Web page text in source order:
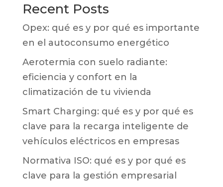
Recent Posts
Opex: qué es y por qué es importante
en el autoconsumo energético
Aerotermia con suelo radiante:
eficiencia y confort en la
climatización de tu vivienda
Smart Charging: qué es y por qué es
clave para la recarga inteligente de
vehículos eléctricos en empresas
Normativa ISO: qué es y por qué es
clave para la gestión empresarial